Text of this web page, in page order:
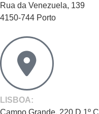
Rua da Venezuela, 139
4150-744 Porto
LISBOA:
Campo Grande, 220 D 1º C